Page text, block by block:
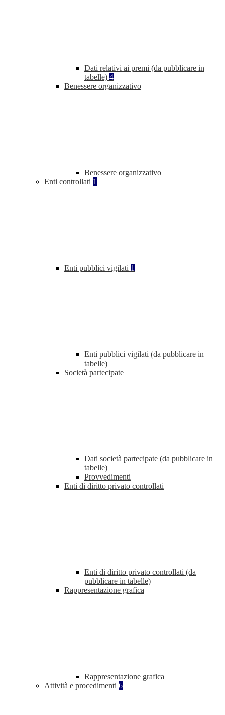
Dati relativi ai premi (da pubblicare in
tabelle) 4
Benessere organizzativo
Benessere organizzativo
Enti controllati 1
Enti pubblici vigilati 1
Enti pubblici vigilati (da pubblicare in
tabelle)
Società partecipate
Dati società partecipate (da pubblicare in
tabelle)
Provvedimenti
Enti di diritto privato controllati
Enti di diritto privato controllati (da
pubblicare in tabelle)
Rappresentazione grafica
Rappresentazione grafica
Attività e procedimenti 6